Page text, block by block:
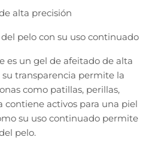
alta precisión
pelo con su uso continuado
es un gel de afeitado de alta
transparencia permite la
como patillas, perillas,
contiene activos para una piel
su uso continuado permite
pelo.